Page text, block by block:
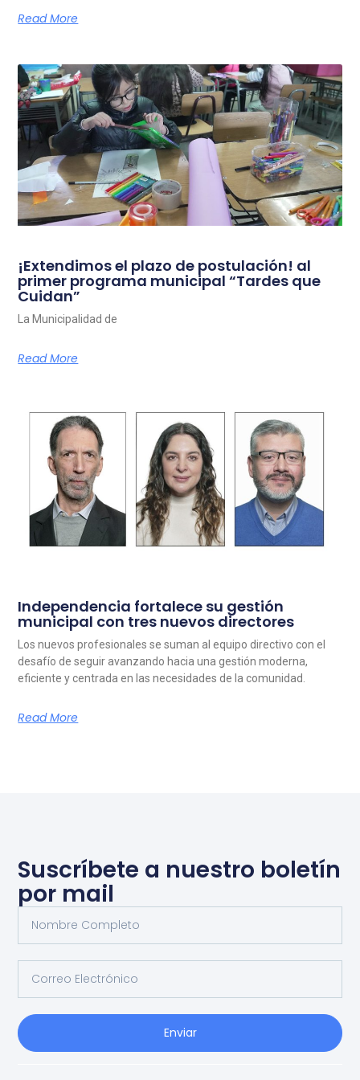
Read More
¡Extendimos el plazo de postulación! al
primer programa municipal “Tardes que
Cuidan”
La Municipalidad de
Read More
Independencia fortalece su gestión
municipal con tres nuevos directores
Los nuevos profesionales se suman al equipo directivo con el
desafío de seguir avanzando hacia una gestión moderna,
eficiente y centrada en las necesidades de la comunidad.
Read More
Suscríbete a nuestro boletín
por mail
Enviar